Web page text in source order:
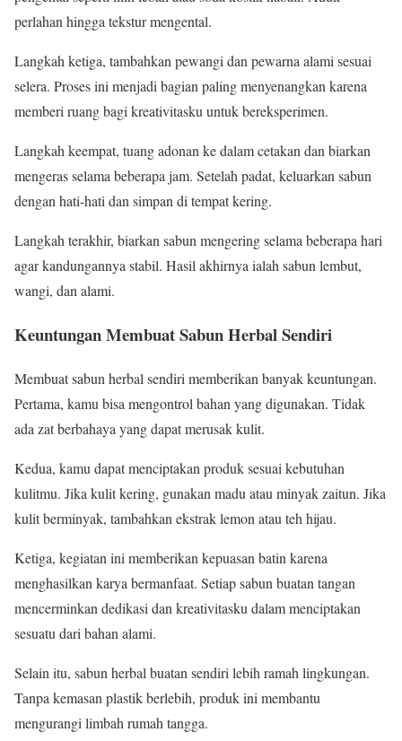
perlahan hingga tekstur mengental.
Langkah ketiga, tambahkan pewangi dan pewarna alami sesuai
selera. Proses ini menjadi bagian paling menyenangkan karena
memberi ruang bagi kreativitasku untuk bereksperimen.
Langkah keempat, tuang adonan ke dalam cetakan dan biarkan
mengeras selama beberapa jam. Setelah padat, keluarkan sabun
dengan hati-hati dan simpan di tempat kering.
Langkah terakhir, biarkan sabun mengering selama beberapa hari
agar kandungannya stabil. Hasil akhirnya ialah sabun lembut,
wangi, dan alami.
Keuntungan Membuat Sabun Herbal Sendiri
Membuat sabun herbal sendiri memberikan banyak keuntungan.
Pertama, kamu bisa mengontrol bahan yang digunakan. Tidak
ada zat berbahaya yang dapat merusak kulit.
Kedua, kamu dapat menciptakan produk sesuai kebutuhan
kulitmu. Jika kulit kering, gunakan madu atau minyak zaitun. Jika
kulit berminyak, tambahkan ekstrak lemon atau teh hijau.
Ketiga, kegiatan ini memberikan kepuasan batin karena
menghasilkan karya bermanfaat. Setiap sabun buatan tangan
mencerminkan dedikasi dan kreativitasku dalam menciptakan
sesuatu dari bahan alami.
Selain itu, sabun herbal buatan sendiri lebih ramah lingkungan.
Tanpa kemasan plastik berlebih, produk ini membantu
mengurangi limbah rumah tangga.